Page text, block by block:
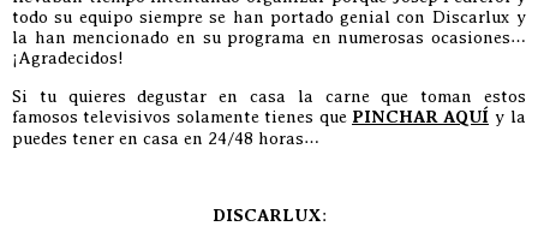
todo su equipo siempre se han portado genial con Discarlux y
la han mencionado en su programa en numerosas ocasiones…
¡Agradecidos!
Si tu quieres degustar en casa la carne que toman estos
famosos televisivos solamente tienes que PINCHAR AQUÍ y la
puedes tener en casa en 24/48 horas…
DISCARLUX: